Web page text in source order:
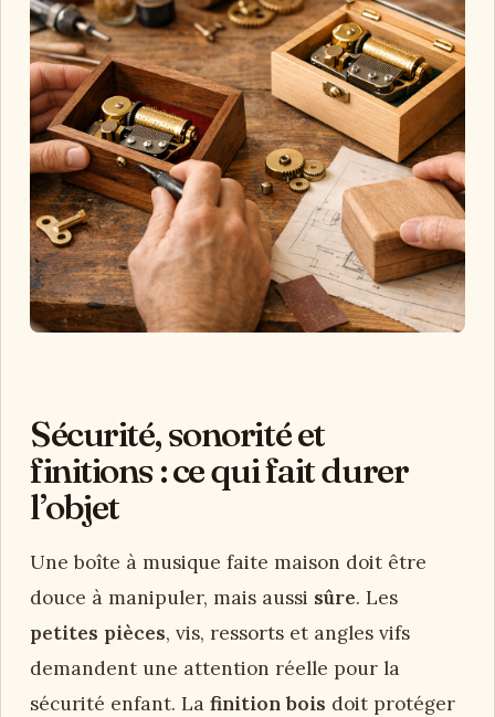
Sécurité, sonorité et
finitions : ce qui fait durer
l’objet
Une boîte à musique faite maison doit être
douce à manipuler, mais aussi sûre. Les
petites pièces, vis, ressorts et angles vifs
demandent une attention réelle pour la
sécurité enfant. La finition bois doit protéger